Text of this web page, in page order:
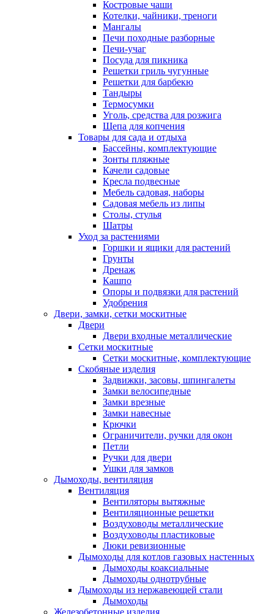
Костровые чаши
Котелки, чайники, треноги
Мангалы
Печи походные разборные
Печи-учаг
Посуда для пикника
Решетки гриль чугунные
Решетки для барбекю
Тандыры
Термосумки
Уголь, средства для розжига
Щепа для копчения
Товары для сада и отдыха
Бассейны, комплектующие
Зонты пляжные
Качели садовые
Кресла подвесные
Мебель садовая, наборы
Садовая мебель из липы
Столы, стулья
Шатры
Уход за растениями
Горшки и ящики для растений
Грунты
Дренаж
Кашпо
Опоры и подвязки для растений
Удобрения
Двери, замки, сетки москитные
Двери
Двери входные металлические
Сетки москитные
Сетки москитные, комплектующие
Скобяные изделия
Задвижки, засовы, шпингалеты
Замки велосипедные
Замки врезные
Замки навесные
Крючки
Ограничители, ручки для окон
Петли
Ручки для двери
Ушки для замков
Дымоходы, вентиляция
Вентиляция
Вентиляторы вытяжные
Вентиляционные решетки
Воздуховоды металлические
Воздуховоды пластиковые
Люки ревизионные
Дымоходы для котлов газовых настенных
Дымоходы коаксиальные
Дымоходы однотрубные
Дымоходы из нержавеющей стали
Дымоходы
Железобетонные изделия